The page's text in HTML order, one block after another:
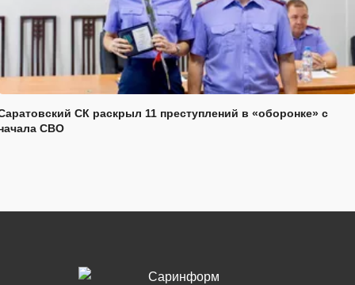
СК раскрыл 11 преступлений в «оборонке» с
СВО